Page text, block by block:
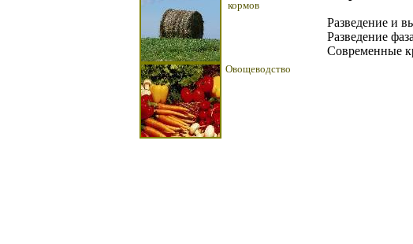
кормов
Овощеводство
Разведение и
Разведение
Современные